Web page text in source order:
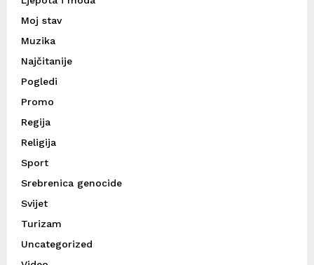
Moj stav
Muzika
Najčitanije
Pogledi
Promo
Regija
Religija
Sport
Srebrenica genocide
Svijet
Turizam
Uncategorized